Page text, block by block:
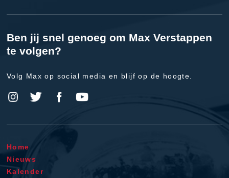
Ben jij snel genoeg om Max Verstappen
te volgen?
Volg Max op social media en blijf op de hoogte.
Home
Nieuws
Kalender